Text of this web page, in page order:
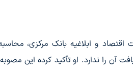
و ابلاغیه بانک مرکزی،
را ندارد. او تأکید کرده این مصوبه